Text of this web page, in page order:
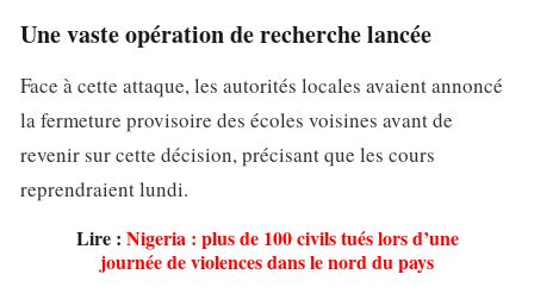
Une vaste opération de recherche lancée
Face à cette attaque, les autorités locales avaient annoncé
la fermeture provisoire des écoles voisines avant de
revenir sur cette décision, précisant que les cours
reprendraient lundi.
Lire : Nigeria : plus de 100 civils tués lors d’une
journée de violences dans le nord du pays